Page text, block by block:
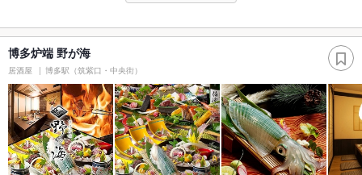
博多炉端 野が海
居酒屋 博多駅（筑紫口・中央街）